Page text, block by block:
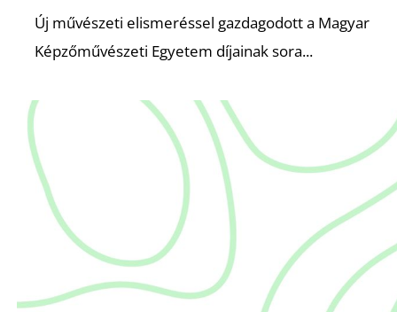
Új művészeti elismeréssel gazdagodott a Magyar
Képzőművészeti Egyetem díjainak sora...